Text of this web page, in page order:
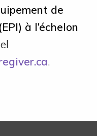
de
à l’échelon
.